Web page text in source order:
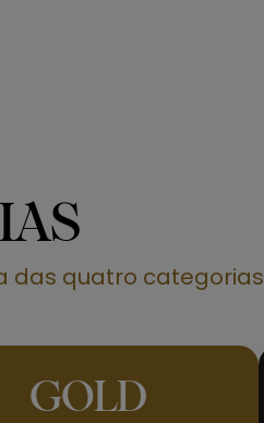
das quatro categorias
GOLD